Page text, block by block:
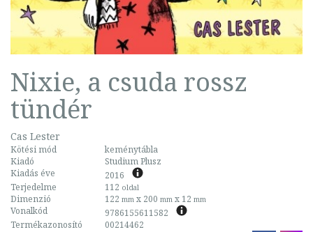
Nixie, a csuda rossz
tündér
Cas Lester
Kötési mód
keménytábla
Kiadó
Studium Plusz
Kiadás éve
2016
Terjedelme
112 oldal
Dimenzió 122 mm x 200 mm x 12 mm
Vonalkód
9786155611582
Termékazonosító
00214462